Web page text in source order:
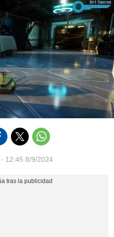
· 12:45 8/9/2024